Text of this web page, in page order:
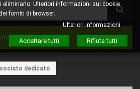
dedicato
eliminarlo. Ulteriori informazioni sui cookie
forniti di browser.
Ulteriori informazioni
Accettare tutti Rifiuta tutti